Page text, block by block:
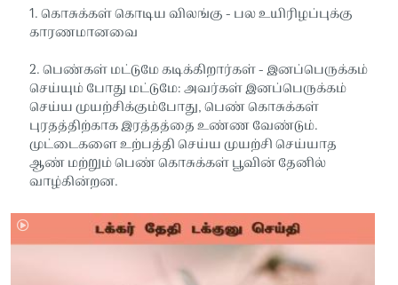
1. கொசுக்கள் கொடிய விலங்கு - பல உயிரிழப்புக்கு
காரணமானவை
2. பெண்கள் மட்டுமே கடிக்கிறார்கள் - இனப்பெருக்கம்
செய்யும் போது மட்டுமே: அவர்கள் இனப்பெருக்கம்
செய்ய முயற்சிக்கும்போது, ​​​​பெண் கொசுக்கள்
புரதத்திற்காக இரத்தத்தை உண்ண வேண்டும்.
முட்டைகளை உற்பத்தி செய்ய முயற்சி செய்யாத
ஆண் மற்றும் பெண் கொசுக்கள் பூவின் தேனில்
வாழ்கின்றன.